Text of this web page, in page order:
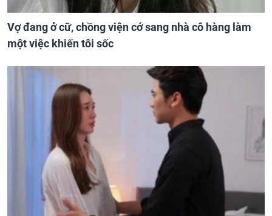
Vợ đang ở cữ, chồng viện cớ sang nhà cô hàng làm
một việc khiến tôi sốc